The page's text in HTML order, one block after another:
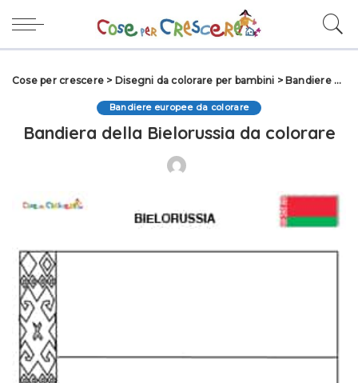
Cose per crescere > Disegni da colorare per bambini > Bandiere da colorare
Bandiere europee da colorare
Bandiera della Bielorussia da colorare